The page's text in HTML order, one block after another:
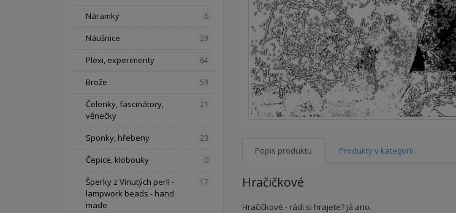
Popis produktu Produkty v kategorii
Hračičkové
Hračičkové - rádi si hrajete? já ano.
Náramky 6
Náušnice 29
Plexi, experimenty 64
Brože 59
Čelenky, fascinátory,
věnečky
21
Sponky, hřebeny 23
Čepice, klobouky 0
Šperky z Vinutých perlí -
lampwork beads - hand
made
17